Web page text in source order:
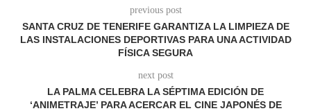
previous post
SANTA CRUZ DE TENERIFE GARANTIZA LA LIMPIEZA DE
LAS INSTALACIONES DEPORTIVAS PARA UNA ACTIVIDAD
FÍSICA SEGURA
next post
LA PALMA CELEBRA LA SÉPTIMA EDICIÓN DE
‘ANIMETRAJE’ PARA ACERCAR EL CINE JAPONÉS DE